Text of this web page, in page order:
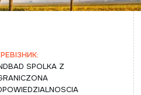
SPOLKA Z